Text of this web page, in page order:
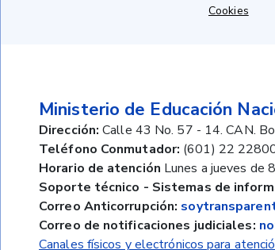
Cookies
Ministerio de Educación
Dirección: Calle 43 No. 57 - 14. CAN.
Teléfono Conmutador: (601) 22
Horario de atención Lunes a jueves de
Soporte técnico - Sistemas de
Correo Anticorrupción:
Correo de notificaciones judiciales:
Canales físicos y electrónicos para